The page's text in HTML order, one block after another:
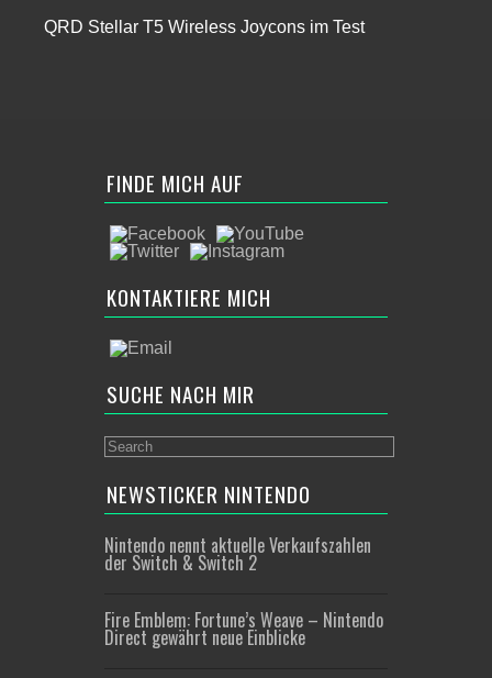
QRD Stellar T5 Wireless Joycons im Test
FINDE MICH AUF
KONTAKTIERE MICH
SUCHE NACH MIR
NEWSTICKER NINTENDO
Nintendo nennt aktuelle Verkaufszahlen
der Switch & Switch 2
Fire Emblem: Fortune’s Weave – Nintendo
Direct gewährt neue Einblicke